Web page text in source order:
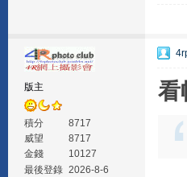
版主
積分
8717
威望
8717
金錢
10127
最後登錄 2026-8-6
看